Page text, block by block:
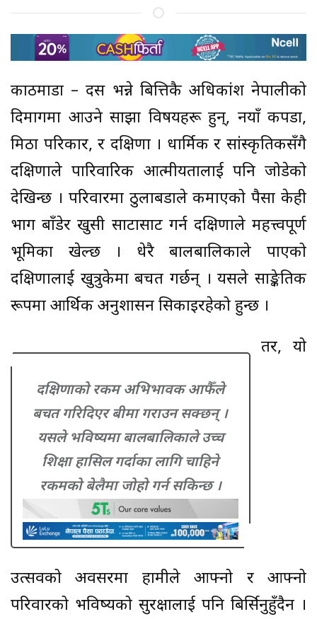
काठमाडौं – दसैं भन्ने बित्तिकै अधिकांश नेपालीको
दिमागमा आउने साझा विषयहरू हुन्, नयाँ कपडा,
मिठा परिकार, र दक्षिणा । धार्मिक र सांस्कृतिकसँगै
दक्षिणाले पारिवारिक आत्मीयतालाई पनि जोडेको
देखिन्छ । परिवारमा ठुलाबडाले कमाएको पैसा केही
भाग बाँडेर खुसी साटासाट गर्न दक्षिणाले महत्त्वपूर्ण
भूमिका खेल्छ । धेरै बालबालिकाले पाएको
दक्षिणालाई खुत्रुकेमा बचत गर्छन् । यसले साङ्केतिक
रूपमा आर्थिक अनुशासन सिकाइरहेको हुन्छ ।
दक्षिणाको रकम अभिभावक आफैँले
बचत गरिदिएर बीमा गराउन सक्छन् ।
यसले भविष्यमा बालबालिकाले उच्च
शिक्षा हासिल गर्दाका लागि चाहिने
रकमको बेलैमा जोहो गर्न सकिन्छ ।
तर, यो
उत्सवको अवसरमा हामीले आफ्नो र आफ्नो
परिवारको भविष्यको सुरक्षालाई पनि बिर्सिनुहुँदैन ।